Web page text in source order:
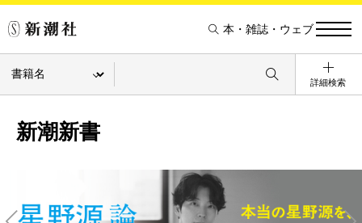
本・雑誌・ウェブ
詳細検索
新潮新書